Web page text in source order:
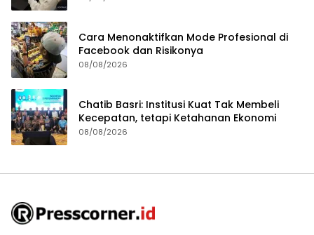
Cara Menonaktifkan Mode Profesional di
Facebook dan Risikonya
08/08/2026
Chatib Basri: Institusi Kuat Tak Membeli
Kecepatan, tetapi Ketahanan Ekonomi
08/08/2026